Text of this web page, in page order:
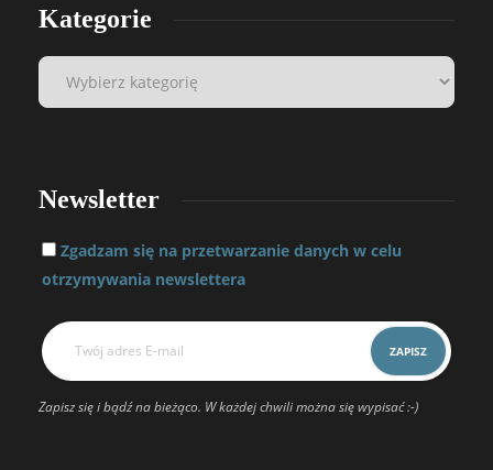
Kategorie
Newsletter
Zgadzam się na przetwarzanie danych w celu
otrzymywania newslettera
Zapisz się i bądź na bieżąco. W każdej chwili można się wypisać :-)